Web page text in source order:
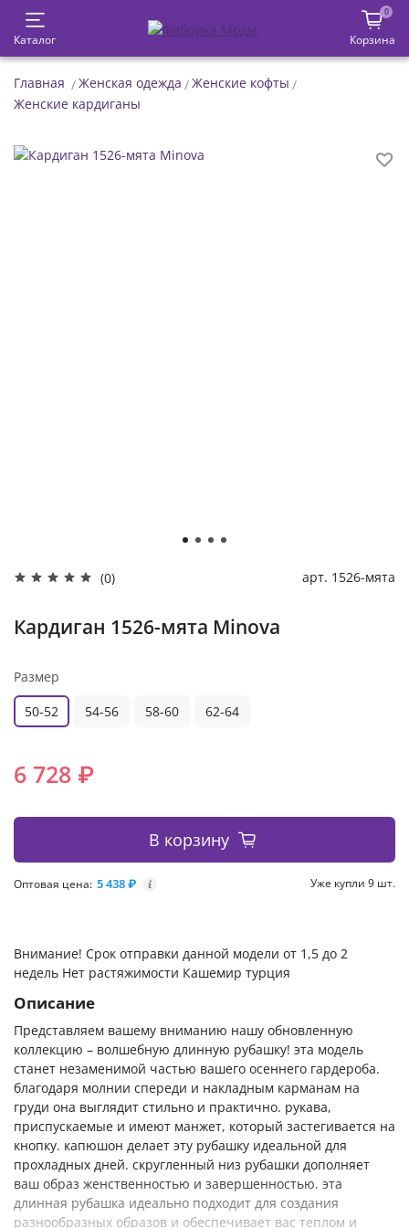
Каталог
0
Корзина
Главная Женская одежда
Женские кофты
Женские кардиганы
(0) арт. 1526-мята
Кардиган 1526-мята Minova
Размер
50-52
54-56 58-60 62-64
6 728 ₽
В корзину
Оптовая цена: 5 438 ₽ i Уже купли 9 шт.
Внимание! Срок отправки данной модели от 1,5 до 2
недель Нет растяжимости Кашемир турция
Описание
Представляем вашему вниманию нашу обновленную
коллекцию – волшебную длинную рубашку! эта модель
станет незаменимой частью вашего осеннего гардероба.
благодаря молнии спереди и накладным карманам на
груди она выглядит стильно и практично. рукава,
приспускаемые и имеют манжет, который застегивается на
кнопку. капюшон делает эту рубашку идеальной для
прохладных дней. скругленный низ рубашки дополняет
ваш образ женственностью и завершенностью. эта
длинная рубашка идеально подходит для создания
разнообразных образов и обеспечивает вас теплом и